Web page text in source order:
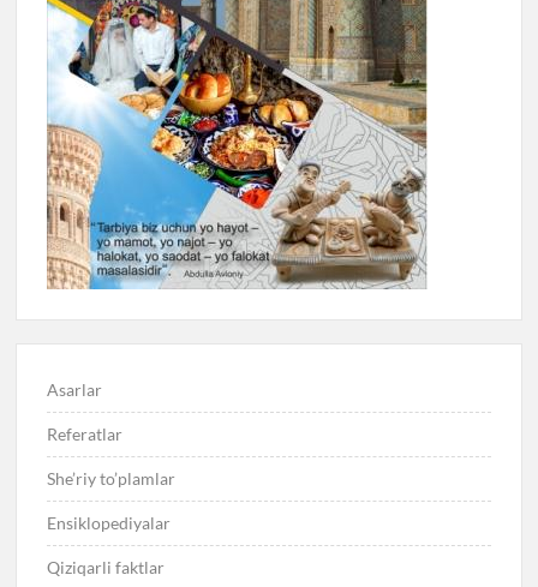
Asarlar
Referatlar
She’riy to’plamlar
Ensiklopediyalar
Qiziqarli faktlar